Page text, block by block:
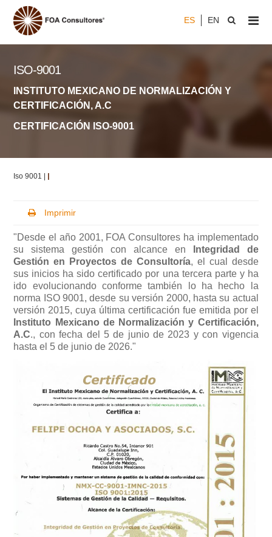
ES EN
ISO-9001
INSTITUTO MEXICANO DE NORMALIZACIÓN Y
CERTIFICACIÓN, A.C
CERTIFICACIÓN ISO-9001
Iso 9001 |
Imprimir
"Desde el año 2001, FOA Consultores ha implementado
su sistema gestión con alcance en
Integridad de
Gestión en Proyectos de Consultoría, el cual desde
sus inicios ha sido certificado por una tercera parte y ha
ido evolucionando conforme también lo ha hecho la
norma ISO 9001, desde su versión 2000, hasta su actual
versión 2015, cuya última certificación fue emitida por el
Instituto Mexicano de Normalización y Certificación,
A.C., con fecha del 5 de junio de 2023 y con vigencia
hasta el 5 de junio de 2026."